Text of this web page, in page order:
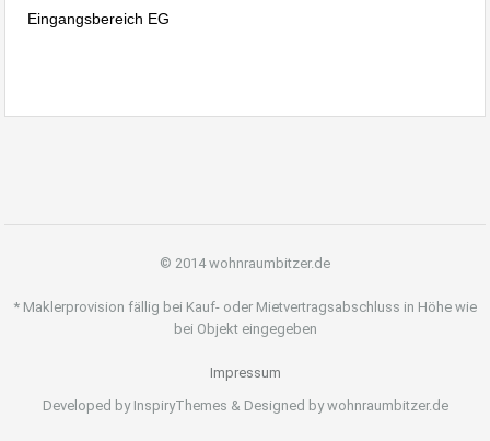
Eingangsbereich EG
© 2014 wohnraumbitzer.de
* Maklerprovision fällig bei Kauf- oder Mietvertragsabschluss in Höhe wie
bei Objekt eingegeben
Impressum
Developed by InspiryThemes & Designed by wohnraumbitzer.de